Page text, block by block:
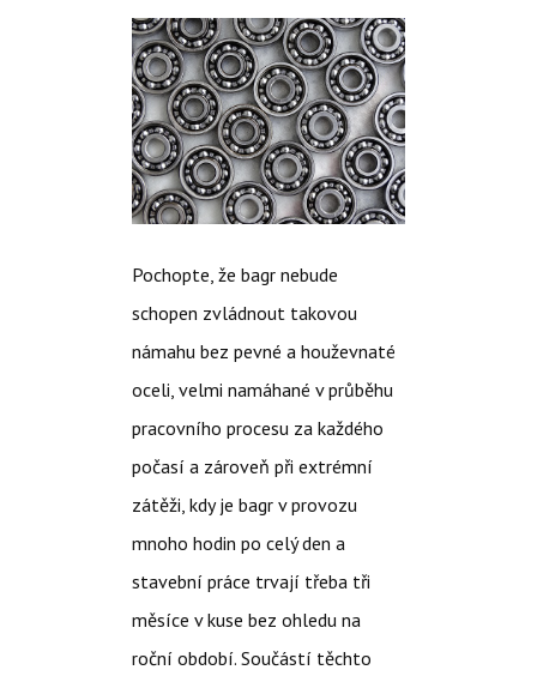
Pochopte, že bagr nebude
schopen zvládnout takovou
námahu bez pevné a houževnaté
oceli, velmi namáhané v průběhu
pracovního procesu za každého
počasí a zároveň při extrémní
zátěži, kdy je bagr v provozu
mnoho hodin po celý den a
stavební práce trvají třeba tři
měsíce v kuse bez ohledu na
roční období. Součástí těchto